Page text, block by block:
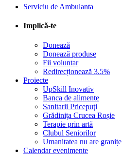
Serviciu de Ambulanta
Implică-te
Donează
Donează produse
Fii voluntar
Redirecționează 3.5%
Proiecte
UpSkill Inovativ
Banca de alimente
Sanitarii Pricepuţi
Grădinița Crucea Roșie
Terapie prin artă
Clubul Seniorilor
Umanitatea nu are granițe
Calendar evenimente